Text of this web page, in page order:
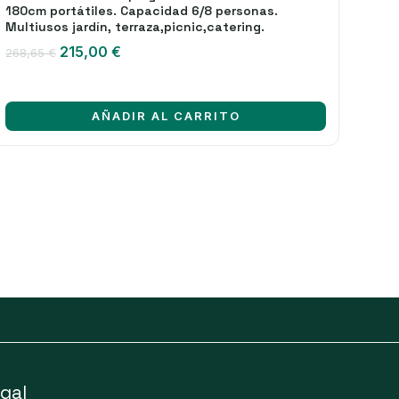
180cm portátiles. Capacidad 6/8 personas.
Multiusos jardín, terraza,picnic,catering.
268,65€ El
era:
268,65 €.
215,00 €
es:
215,00 €.
AÑADIR AL CARRITO